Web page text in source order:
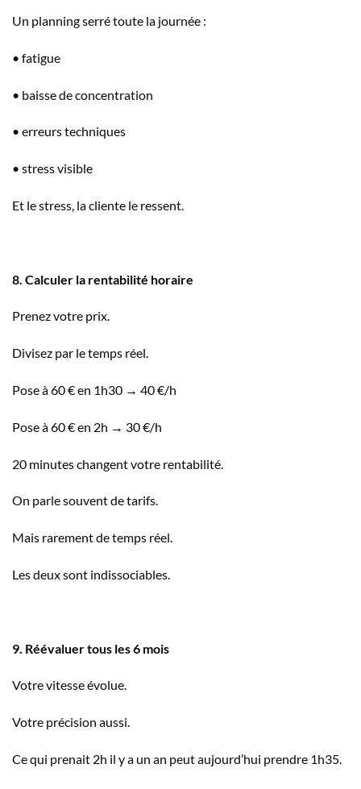
Un planning serré toute la journée :
• fatigue
• baisse de concentration
• erreurs techniques
• stress visible
Et le stress, la cliente le ressent.
8. Calculer la rentabilité horaire
Prenez votre prix.
Divisez par le temps réel.
Pose à 60 € en 1h30 → 40 €/h
Pose à 60 € en 2h → 30 €/h
20 minutes changent votre rentabilité.
On parle souvent de tarifs.
Mais rarement de temps réel.
Les deux sont indissociables.
9. Réévaluer tous les 6 mois
Votre vitesse évolue.
Votre précision aussi.
Ce qui prenait 2h il y a un an peut aujourd’hui prendre 1h35.